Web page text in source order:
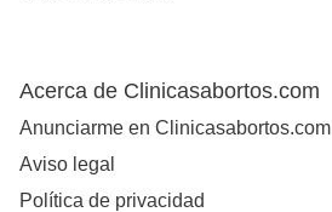
Acerca de Clinicasabortos.com
Anunciarme en Clinicasabortos.com
Aviso legal
Política de privacidad